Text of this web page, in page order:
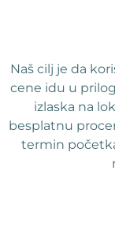
Naš cilj je da
cene idu u
izlaska na
besplatnu
termin